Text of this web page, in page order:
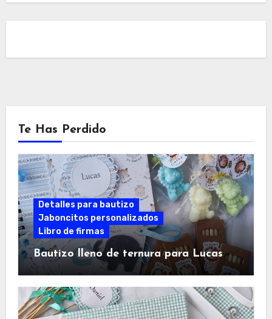
Te Has Perdido
Detalles para bautizo
Jaboncitos personalizados
Libro de firmas
Bautizo lleno de ternura para Lucas